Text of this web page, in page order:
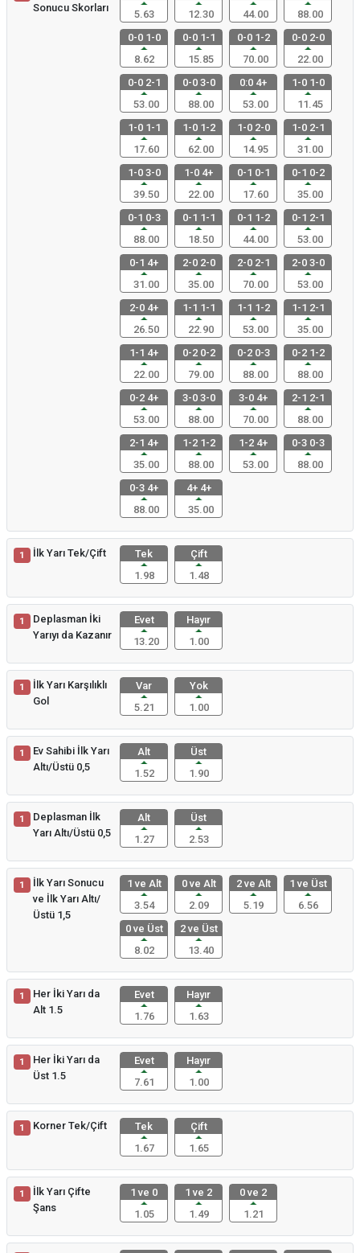
Sonucu Skorları
5.63
12.30
44.00
88.00
0-0 1-0
8.62
0-0 1-1
15.85
0-0 1-2
70.00
0-0 2-0
22.00
0-0 2-1
53.00
0-0 3-0
88.00
0:0 4+
53.00
1-0 1-0
11.45
1-0 1-1
17.60
1-0 1-2
62.00
1-0 2-0
14.95
1-0 2-1
31.00
1-0 3-0
39.50
1-0 4+
22.00
0-1 0-1
17.60
0-1 0-2
35.00
0-1 0-3
88.00
0-1 1-1
18.50
0-1 1-2
44.00
0-1 2-1
53.00
0-1 4+
31.00
2-0 2-0
35.00
2-0 2-1
70.00
2-0 3-0
53.00
2-0 4+
26.50
1-1 1-1
22.90
1-1 1-2
53.00
1-1 2-1
35.00
1-1 4+
22.00
0-2 0-2
79.00
0-2 0-3
88.00
0-2 1-2
88.00
0-2 4+
53.00
3-0 3-0
88.00
3-0 4+
70.00
2-1 2-1
88.00
2-1 4+
35.00
1-2 1-2
88.00
1-2 4+
53.00
0-3 0-3
88.00
0-3 4+
88.00
4+ 4+
35.00
1 İlk Yarı Tek/Çift
Tek
1.98
Çift
1.48
1
Deplasman İki
Yarıyı da Kazanır
Evet
13.20
Hayır
1.00
1
İlk Yarı Karşılıklı
Gol
Var
5.21
Yok
1.00
1
Ev Sahibi İlk Yarı
Altı/Üstü 0,5
Alt
1.52
Üst
1.90
1
Deplasman İlk
Yarı Altı/Üstü 0,5
Alt
1.27
Üst
2.53
1
İlk Yarı Sonucu
ve İlk Yarı Altı/
Üstü 1,5
1 ve Alt
3.54
0 ve Alt
2.09
2 ve Alt
5.19
1 ve Üst
6.56
0 ve Üst
8.02
2 ve Üst
13.40
1
Her İki Yarı da
Alt 1.5
Evet
1.76
Hayır
1.63
1
Her İki Yarı da
Üst 1.5
Evet
7.61
Hayır
1.00
1 Korner Tek/Çift
Tek
1.67
Çift
1.65
1
İlk Yarı Çifte
Şans
1 ve 0
1.05
1 ve 2
1.49
0 ve 2
1.21